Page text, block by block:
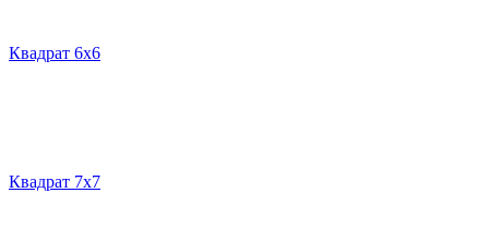
Квадрат 6х6
Квадрат 7х7